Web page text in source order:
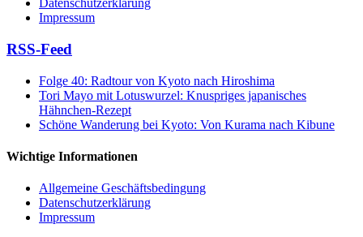
Datenschutzerklärung
Impressum
RSS-Feed
Folge 40: Radtour von Kyoto nach Hiroshima
Tori Mayo mit Lotuswurzel: Knuspriges japanisches
Hähnchen-Rezept
Schöne Wanderung bei Kyoto: Von Kurama nach Kibune
Wichtige Informationen
Allgemeine Geschäftsbedingung
Datenschutzerklärung
Impressum